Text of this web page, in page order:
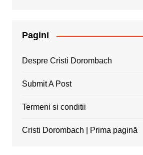
Pagini
Despre Cristi Dorombach
Submit A Post
Termeni si conditii
Cristi Dorombach | Prima pagină